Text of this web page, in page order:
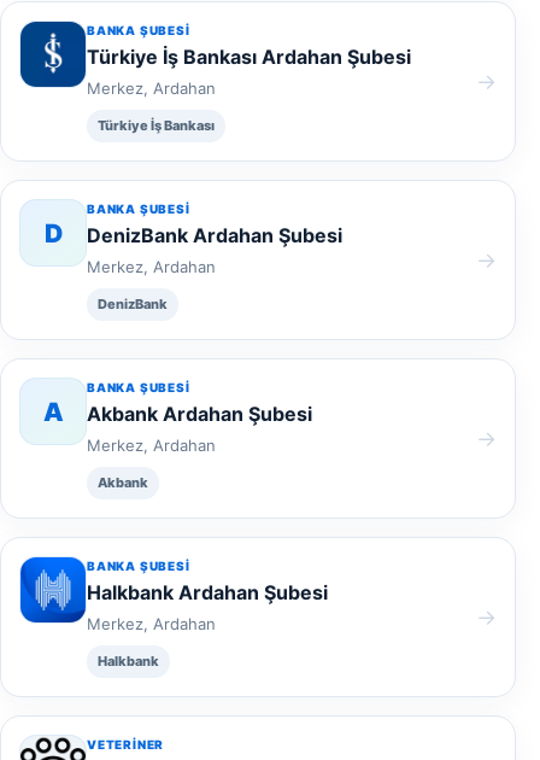
BANKA ŞUBESI
Türkiye İş Bankası Ardahan Şubesi
Merkez, Ardahan
Türkiye İş Bankası
→
D
BANKA ŞUBESI
DenizBank Ardahan Şubesi
Merkez, Ardahan
DenizBank
→
A
BANKA ŞUBESI
Akbank Ardahan Şubesi
Merkez, Ardahan
Akbank
→
BANKA ŞUBESI
Halkbank Ardahan Şubesi
Merkez, Ardahan
Halkbank
→
VETERINER